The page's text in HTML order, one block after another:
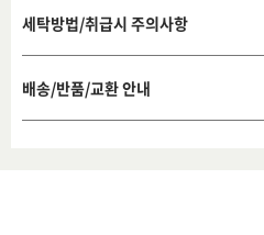
세탁방법/취급시 주의사항
배송/반품/교환 안내